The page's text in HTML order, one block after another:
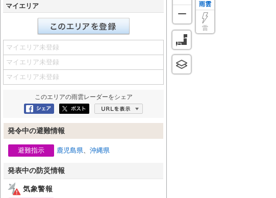
マイエリア
マイエリア未登録
マイエリア未登録
マイエリア未登録
このエリアの雨雲レーダーをシェア
Facebookにシェア
ポスト
発令中の避難情報
避難指示 鹿児島県、 沖縄県
発表中の防災情報
気象警報
雨雲
雷